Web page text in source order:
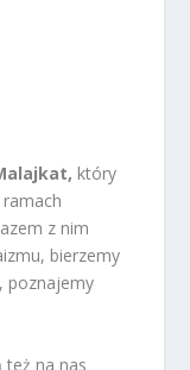
który
z nim
bierzemy
poznajemy
też na nas